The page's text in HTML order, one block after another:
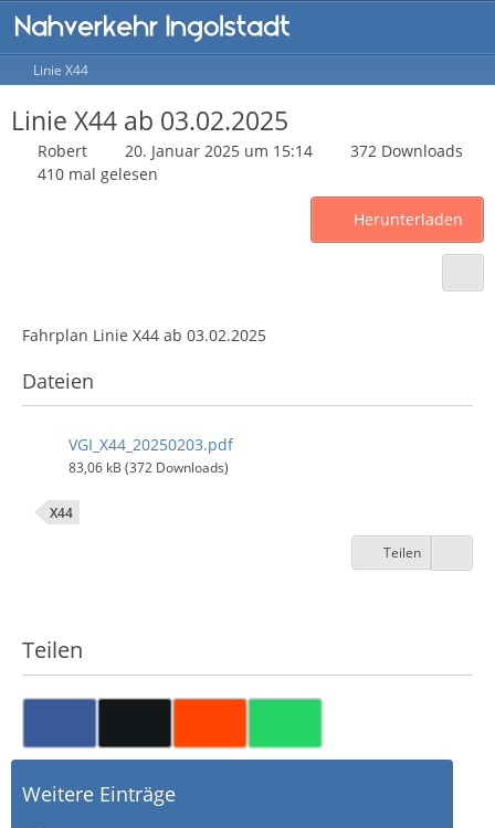
Linie X44
Linie X44 ab 03.02.2025
Robert 20. Januar 2025 um 15:14
372 Downloads
410 mal gelesen
Herunterladen
Fahrplan Linie X44 ab 03.02.2025
Dateien
VGI_X44_20250203.pdf
83,06 kB (372 Downloads)
X44
Teilen
Teilen
Weitere Einträge